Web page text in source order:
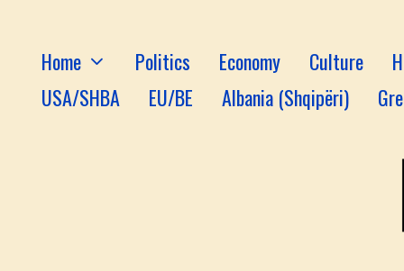
Home Politics Economy Culture
USA/SHBA
EU/BE Albania (Shqipëri)